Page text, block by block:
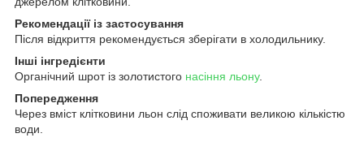
Рекомендації із застосування
Після відкриття рекомендується зберігати в холодильнику.
Інші інгредієнти
Органічний шрот із золотистого насіння льону.
Попередження
Через вміст клітковини льон слід споживати великою кількістю
води.